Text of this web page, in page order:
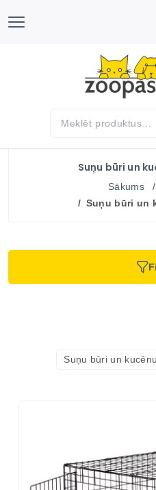
Suņu būri un
Sākums
Suņu būri un
Suņu būri un